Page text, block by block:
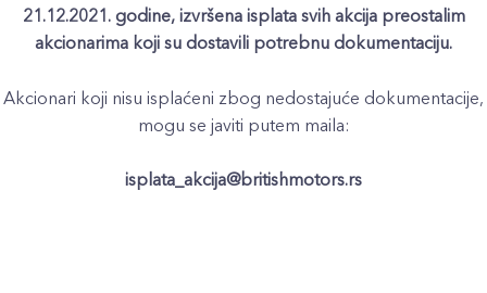
21.12.2021. godine, izvršena isplata svih akcija preostalim
akcionarima koji su dostavili potrebnu dokumentaciju.
Akcionari koji nisu isplaćeni zbog nedostajuće dokumentacije,
mogu se javiti putem maila:
isplata_akcija@britishmotors.rs